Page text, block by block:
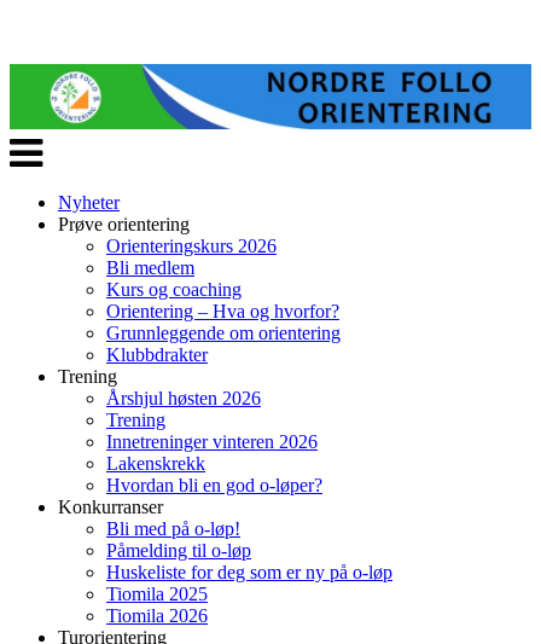
Veksle
navigasjon
Nyheter
Prøve orientering
Orienteringskurs 2026
Bli medlem
Kurs og coaching
Orientering – Hva og hvorfor?
Grunnleggende om orientering
Klubbdrakter
Trening
Årshjul høsten 2026
Trening
Innetreninger vinteren 2026
Lakenskrekk
Hvordan bli en god o-løper?
Konkurranser
Bli med på o-løp!
Påmelding til o-løp
Huskeliste for deg som er ny på o-løp
Tiomila 2025
Tiomila 2026
Turorientering